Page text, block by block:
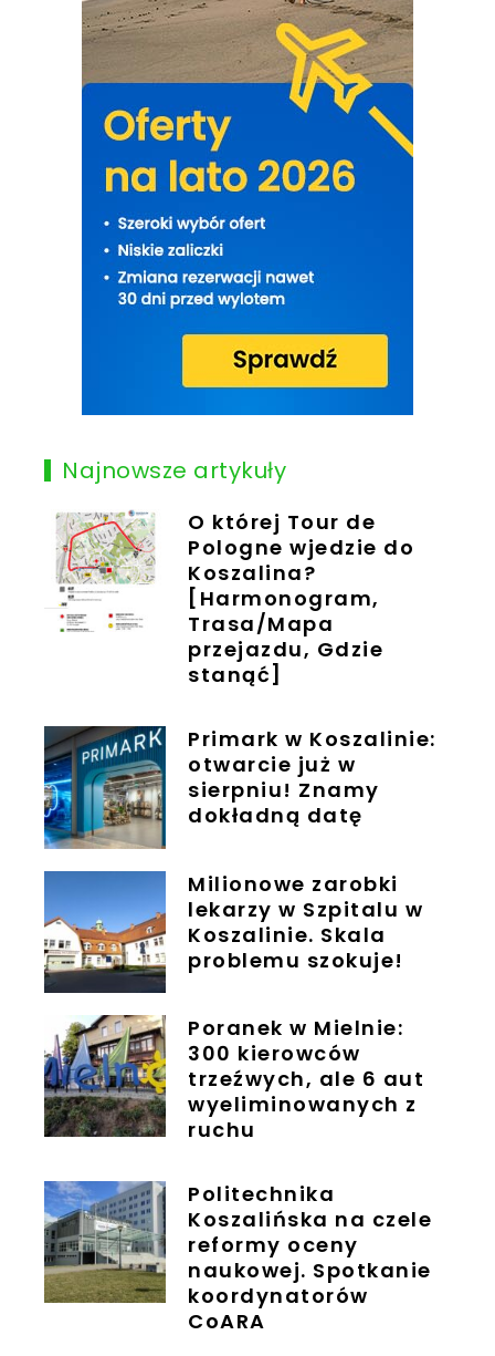
Najnowsze artykuły
O której Tour de
Pologne wjedzie do
Koszalina?
[Harmonogram,
Trasa/Mapa
przejazdu, Gdzie
stanąć]
Primark w Koszalinie:
otwarcie już w
sierpniu! Znamy
dokładną datę
Milionowe zarobki
lekarzy w Szpitalu w
Koszalinie. Skala
problemu szokuje!
Poranek w Mielnie:
300 kierowców
trzeźwych, ale 6 aut
wyeliminowanych z
ruchu
Politechnika
Koszalińska na czele
reformy oceny
naukowej. Spotkanie
koordynatorów
CoARA